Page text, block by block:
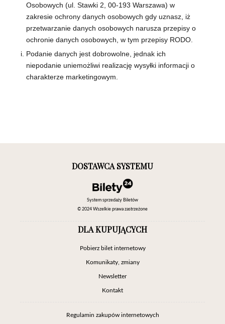
Osobowych (ul. Stawki 2, 00-193 Warszawa) w
zakresie ochrony danych osobowych gdy uznasz, iż
przetwarzanie danych osobowych narusza przepisy o
ochronie danych osobowych, w tym przepisy RODO.
Podanie danych jest dobrowolne, jednak ich
niepodanie uniemożliwi realizację wysyłki informacji o
charakterze marketingowym.
DOSTAWCA SYSTEMU
System sprzedaży Biletów
© 2024 Wszelkie prawa zastrzeżone
DLA KUPUJĄCYCH
Pobierz bilet internetowy
Komunikaty, zmiany
Newsletter
Kontakt
Regulamin zakupów internetowych